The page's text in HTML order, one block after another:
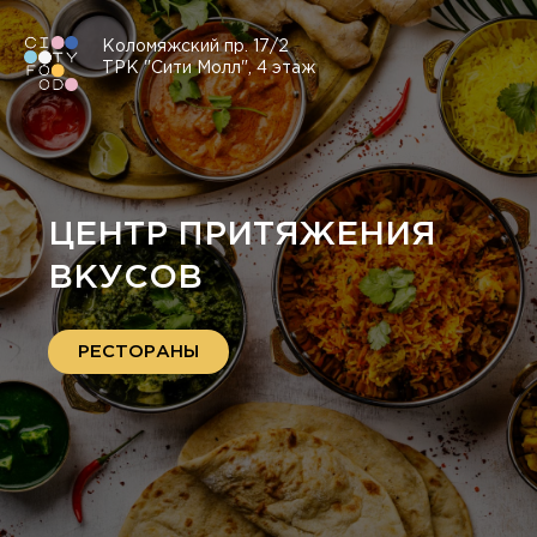
Коломяжский пр. 17/2
ТРК "Сити Молл", 4 этаж
ЦЕНТР ПРИТЯЖЕНИЯ
ВКУСОВ
РЕСТОРАНЫ